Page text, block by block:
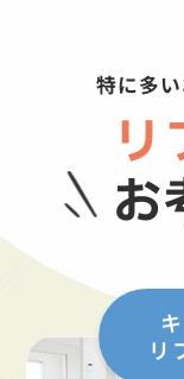
特に多
お
リ